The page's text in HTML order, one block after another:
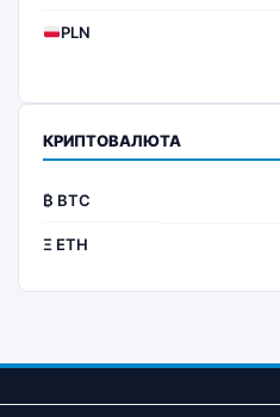
PLN
КРИПТОВАЛЮТА
₿ BTC
Ξ ETH